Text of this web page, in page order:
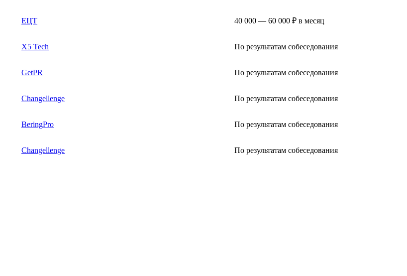
ЕЦТ 40 000 — 60 000 ₽ в месяц
X5 Tech По результатам собеседования
GetPR По результатам собеседования
Changellenge По результатам собеседования
BeringPro По результатам собеседования
Changellenge По результатам собеседования